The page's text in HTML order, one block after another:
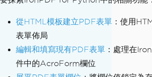
從HTML模板建立PDF表單 ：使用
表單佈局
編輯和填寫現有PDF表單 ：處理在
件中的AcroForm欄位